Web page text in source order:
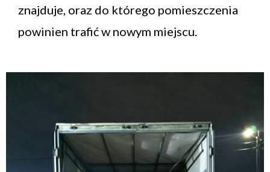
znajduje, oraz do którego pomieszczenia
powinien trafić w nowym miejscu.